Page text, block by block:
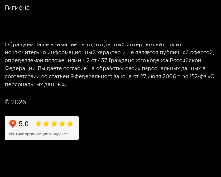
Гигиена
Обращаем Ваше внимание на то, что данный интернет-сайт носит
исключительно информационный характер и не является публичной офертой,
определяемой положениями ч.2 ст.437 Гражданского кодекса Российской
Федерации. Вы даете согласие на обработку своих персональных данных в
соответствии со статьей 9 федерального закона от 27 июля 2006 г. nо 152-фз «О
персональных данных».
© 2026